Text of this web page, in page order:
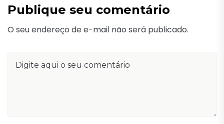
Publique seu comentário
O seu endereço de e-mail não será publicado.